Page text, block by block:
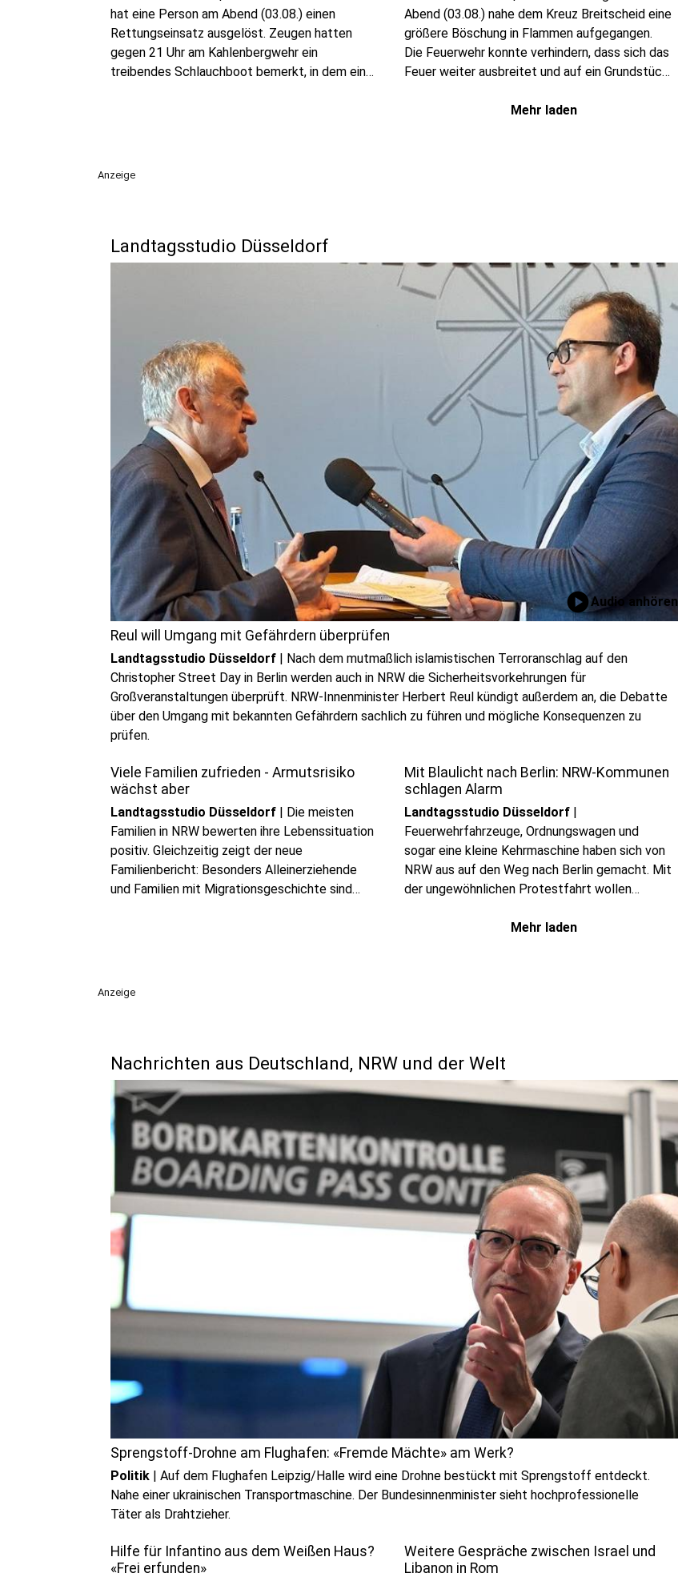
hat eine Person am Abend (03.08.) einen
Rettungseinsatz ausgelöst. Zeugen hatten
gegen 21 Uhr am Kahlenbergwehr ein
treibendes Schlauchboot bemerkt, in dem ein
Abend (03.08.) nahe dem Kreuz Breitscheid eine
größere Böschung in Flammen aufgegangen.
Die Feuerwehr konnte verhindern, dass sich das
Feuer weiter ausbreitet und auf ein Grundstück
Feuerwehr eine Fläche von rund 700
Mehr laden
Anzeige
Landtagsstudio Düsseldorf
play_circleAudio anhören
Reul will Umgang mit Gefährdern überprüfen
Landtagsstudio Düsseldorf | Nach dem mutmaßlich islamistischen Terroranschlag auf den
Christopher Street Day in Berlin werden auch in NRW die Sicherheitsvorkehrungen für
Großveranstaltungen überprüft. NRW-Innenminister Herbert Reul kündigt außerdem an, die Debatte
über den Umgang mit bekannten Gefährdern sachlich zu führen und mögliche Konsequenzen zu
prüfen.
Viele Familien zufrieden - Armutsrisiko
wächst aber
Landtagsstudio Düsseldorf | Die meisten
Familien in NRW bewerten ihre Lebenssituation
positiv. Gleichzeitig zeigt der neue
Familienbericht: Besonders Alleinerziehende
und Familien mit Migrationsgeschichte sind
Mit Blaulicht nach Berlin: NRW-Kommunen
schlagen Alarm
Landtagsstudio Düsseldorf|
Feuerwehrfahrzeuge, Ordnungswagen und
sogar eine kleine Kehrmaschine haben sich von
NRW aus auf den Weg nach Berlin gemacht. Mit
der ungewöhnlichen Protestfahrt wollen
Länder erhöhen und auf die aus ihrer Sicht
Mehr laden
Anzeige
Nachrichten aus Deutschland, NRW und der Welt
Sprengstoff-Drohne am Flughafen: «Fremde Mächte» am Werk?
Politik | Auf dem Flughafen Leipzig/Halle wird eine Drohne bestückt mit Sprengstoff entdeckt.
Nahe einer ukrainischen Transportmaschine. Der Bundesinnenminister sieht hochprofessionelle
Täter als Drahtzieher.
Hilfe für Infantino aus dem Weißen Haus?
«Frei erfunden»
Weitere Gespräche zwischen Israel und
Libanon in Rom